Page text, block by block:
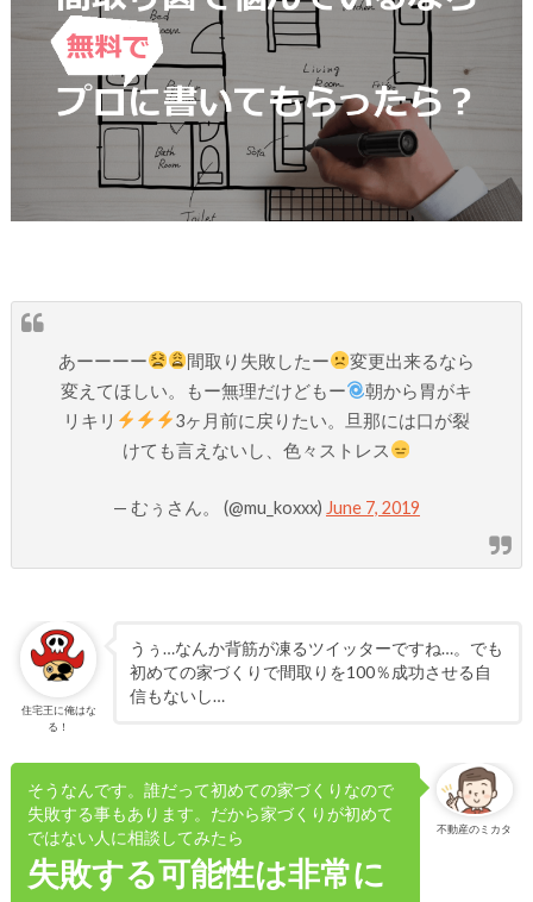
あーーーー 間取り失敗したー
変更出来るなら
変えてほしい。もー無理だけどもー
朝から胃がキ
リキリ
3ヶ月前に戻りたい。旦那には口が裂
けても言えないし、色々ストレス
— むぅさん。 (@mu_koxxx) June 7, 2019
住宅王に俺はな
る！
うぅ…なんか背筋が凍るツイッターですね…。でも
初めての家づくりで間取りを100％成功させる自
信もないし…
不動産のミカタ
そうなんです。誰だって初めての家づくりなので
失敗する事もあります。だから家づくりが初めて
ではない人に相談してみたら
失敗する可能性は非常に